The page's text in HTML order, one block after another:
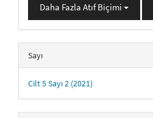
Daha Fazla Atıf Biçimi
Sayı
Cilt 5 Sayı 2 (2021)